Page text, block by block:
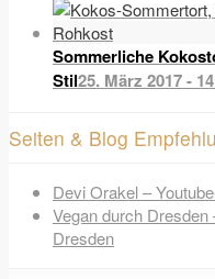
Sommerliche
Stil25. März 2017 -
Seiten & Blog
Devi Orakel –
Vegan durch
Dresden